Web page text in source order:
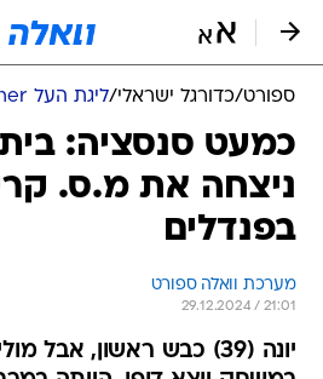
ספורט/כדורגל ישראלי/ליגת העל Winner
כמעט סנסציה:
ניצחה את מ.ס.
בפנדלים
מערכת וואלה ספורט
29.12.2024 / 21:01
יונה (39) כבש ראשון, אבל